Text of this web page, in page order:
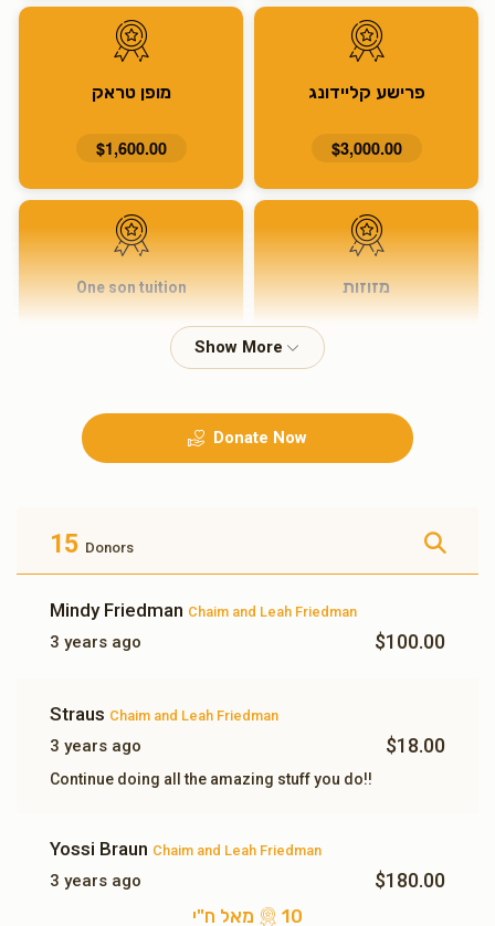
פרישע קליידונג
$3,000.00
מופן טראק
$1,600.00
מזוזות One son tuition
$350.00
3 מאל ח"י
Donate Now
15 Donors
Mindy Friedman Chaim and Leah Friedman
3 years ago $100.00
Straus Chaim and Leah Friedman
3 years ago $18.00
Continue doing all the amazing stuff you do!!
Yossi Braun Chaim and Leah Friedman
3 years ago $180.00
10 מאל ח"י